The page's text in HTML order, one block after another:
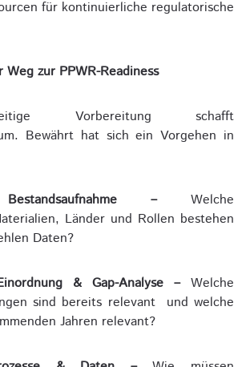
für kontinuierliche regulatorische
Weg zur PPWR-Readiness
Vorbereitung schafft
Bewährt hat sich ein Vorgehen in
Bestandsaufnahme – Welche
Länder und Rollen bestehen
Daten?
& Gap-Analyse – Welche
sind bereits relevant und welche
Jahren relevant?